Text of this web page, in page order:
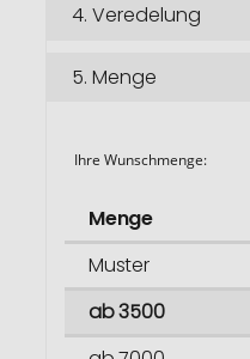
4. Veredelung
5. Menge
Ihre Wunschmenge:
Menge
Muster
ab 3500